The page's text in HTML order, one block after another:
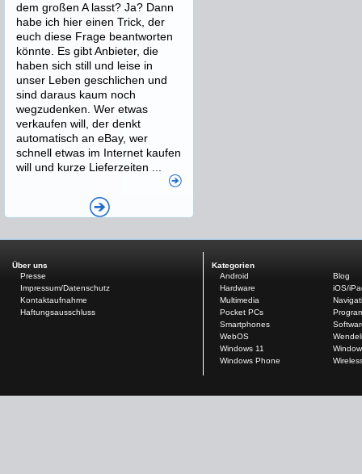
dem großen A lasst? Ja? Dann
habe ich hier einen Trick, der
euch diese Frage beantworten
könnte. Es gibt Anbieter, die
haben sich still und leise in
unser Leben geschlichen und
sind daraus kaum noch
wegzudenken. Wer etwas
verkaufen will, der denkt
automatisch an eBay, wer
schnell etwas im Internet kaufen
will und kurze Lieferzeiten ...
Über uns
Presse
Impressum/Datenschutz
Kontaktaufnahme
Haftungsausschluss
Kategorien
Android
Blog
Hardware
iOS/
Multimedia
Pocket PCs
Smartphones
WebOS
Windows 11
Windows Phone